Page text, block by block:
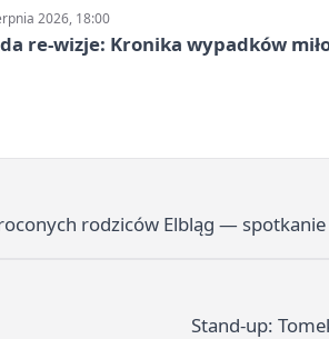
2026, 18:00
re-wizje: Kronika wypadków
rodziców Elbląg —
Stand-up: